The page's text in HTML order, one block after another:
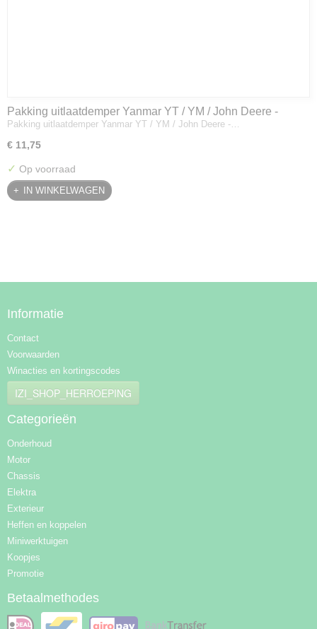
Pakking uitlaatdemper Yanmar YT / YM / John Deere -
128300-13230
Pakking uitlaatdemper Yanmar YT / YM / John Deere -…
€ 11,75
✓ Op voorraad
IN WINKELWAGEN
Informatie
Contact
Voorwaarden
Winacties en kortingscodes
IZI_SHOP_HERROEPING
Categorieën
Onderhoud
Motor
Chassis
Elektra
Exterieur
Heffen en koppelen
Miniwerktuigen
Koopjes
Promotie
Betaalmethodes